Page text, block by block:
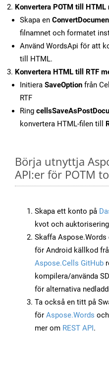
Konvertera POTM till HTML
Skapa en
filnamnet och formatet
Använd WordsApi för att
till HTML.
Konvertera HTML till RTF
Initiera SaveOption från
RTF
Ring
konvertera HTML-filen till
Börja utnyttja
API:er för POTM
Skapa ett konto på
kvot och
Skaffa
för Android källkod
Aspose.Cells GitHub
kompilera/använda
för alternativa
Ta också en titt på
för Aspose.Words och
mer om REST API.